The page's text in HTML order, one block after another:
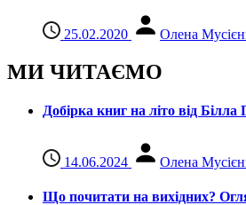
25.02.2020 Олена
МИ ЧИТАЄМО
Добірка книг на літо від Білла
14.06.2024 Олена
Що почитати на вихідних?